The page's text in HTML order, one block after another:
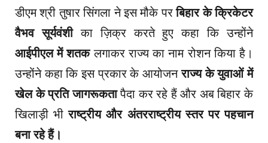
डीएम श्री तुषार सिंगला ने इस मौके परबिहार के क्रिकेटर
वैभव सूर्यवंशीका ज़िक्र करते हुए कहा कि उन्होंने
आईपीएल में शतकलगाकर राज्य का नाम रोशन किया है।
उन्होंने कहा कि इस प्रकार के आयोजनराज्य के युवाओं में
खेल के प्रति जागरूकतापैदा कर रहे हैं और अब बिहार के
खिलाड़ी भीराष्ट्रीय और अंतरराष्ट्रीय स्तर पर पहचान
बना रहे हैं।